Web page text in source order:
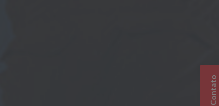
Contato